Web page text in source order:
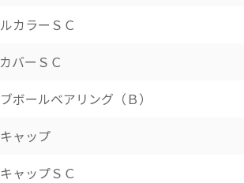
カラーＳＣ
バーＳＣ
ボールベアリング（Ｂ）
ャップ
ャップＳＣ